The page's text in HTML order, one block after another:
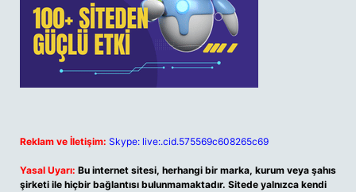
Reklam ve İletişim: Skype: live:.cid.575569c608265c69
Yasal Uyarı: Bu internet sitesi, herhangi bir marka, kurum veya şahıs
şirketi ile hiçbir bağlantısı bulunmamaktadır. Sitede yalnızca kendi